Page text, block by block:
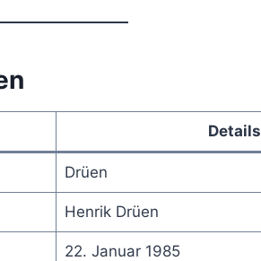
Details
Drüen
Henrik Drüen
22. Januar 1985